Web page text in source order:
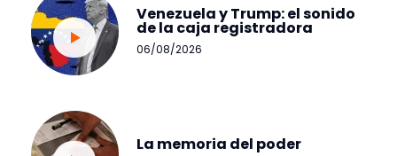
Venezuela y Trump: el sonido
de la caja registradora
06/08/2026
La memoria del poder